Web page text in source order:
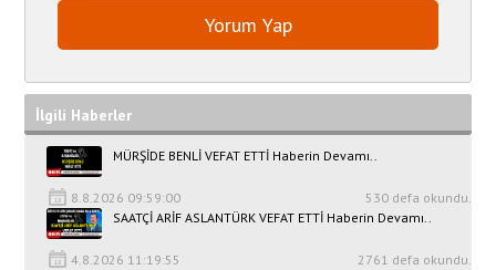
İlgili Haberler
MÜRŞİDE BENLİ VEFAT ETTİ Haberin Devamı..
8.8.2026 09:59:00
530 defa okundu.
SAATÇİ ARİF ASLANTÜRK VEFAT ETTİ Haberin Devamı..
4.8.2026 11:19:55
2761 defa okundu.